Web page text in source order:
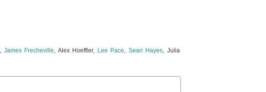
, James Frecheville, Alex Hoeffler, Lee Pace, Sean Hayes, Julia